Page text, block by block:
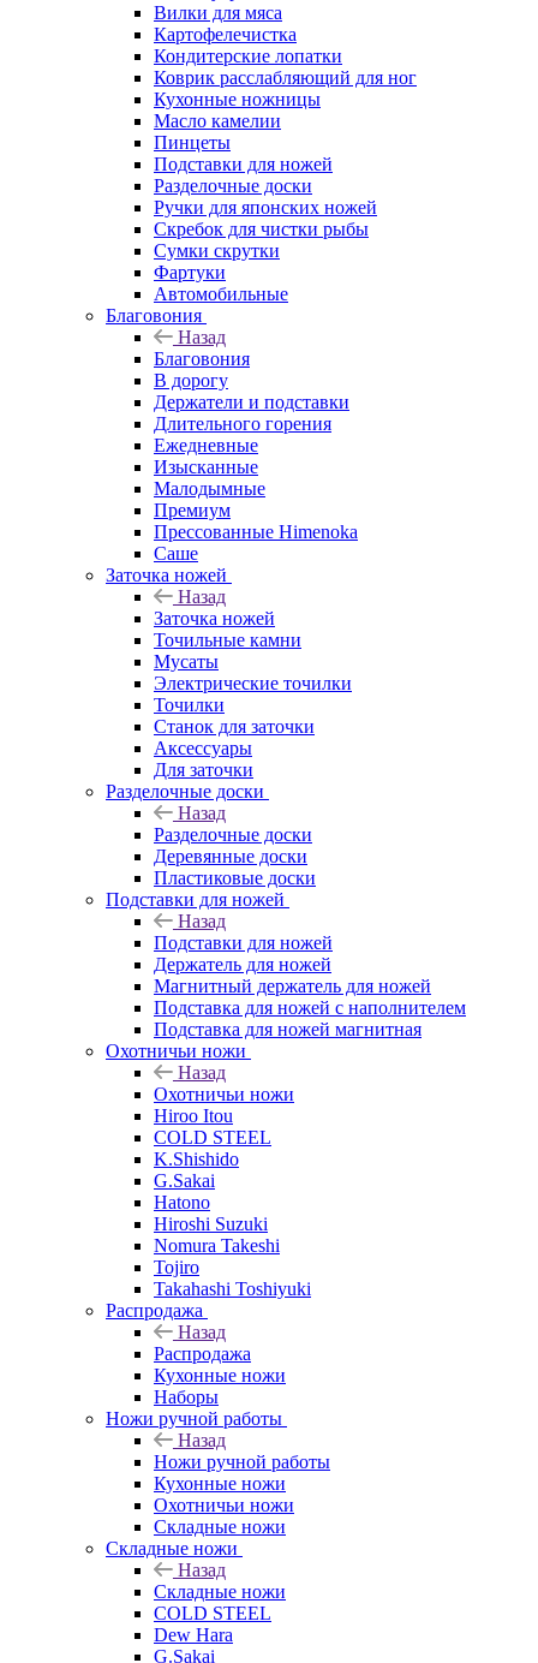
Вилки для мяса
Картофелечистка
Кондитерские лопатки
Коврик расслабляющий для ног
Кухонные ножницы
Масло камелии
Пинцеты
Подставки для ножей
Разделочные доски
Ручки для японских ножей
Скребок для чистки рыбы
Сумки скрутки
Фартуки
Автомобильные
Благовония
Назад
Благовония
В дорогу
Держатели и подставки
Длительного горения
Ежедневные
Изысканные
Малодымные
Премиум
Прессованные Himenoka
Саше
Заточка ножей
Назад
Заточка ножей
Точильные камни
Мусаты
Электрические точилки
Точилки
Станок для заточки
Аксессуары
Для заточки
Разделочные доски
Назад
Разделочные доски
Деревянные доски
Пластиковые доски
Подставки для ножей
Назад
Подставки для ножей
Держатель для ножей
Магнитный держатель для ножей
Подставка для ножей с наполнителем
Подставка для ножей магнитная
Охотничьи ножи
Назад
Охотничьи ножи
Hiroo Itou
COLD STEEL
K.Shishido
G.Sakai
Hatono
Hiroshi Suzuki
Nomura Takeshi
Tojiro
Takahashi Toshiyuki
Распродажа
Назад
Распродажа
Кухонные ножи
Наборы
Ножи ручной работы
Назад
Ножи ручной работы
Кухонные ножи
Охотничьи ножи
Складные ножи
Складные ножи
Назад
Складные ножи
COLD STEEL
Dew Hara
G.Sakai